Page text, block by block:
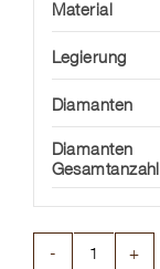
Material
Legierung
Diamanten
Diamanten
Gesamtanzahl